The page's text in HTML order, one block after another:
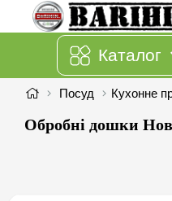
Каталог
Посуд Кухонне
Обробні дошки